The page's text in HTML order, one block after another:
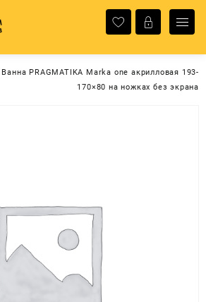
Ванна PRAGMATIKA Marka one акрилловая 193-
170×80 на ножках без экрана